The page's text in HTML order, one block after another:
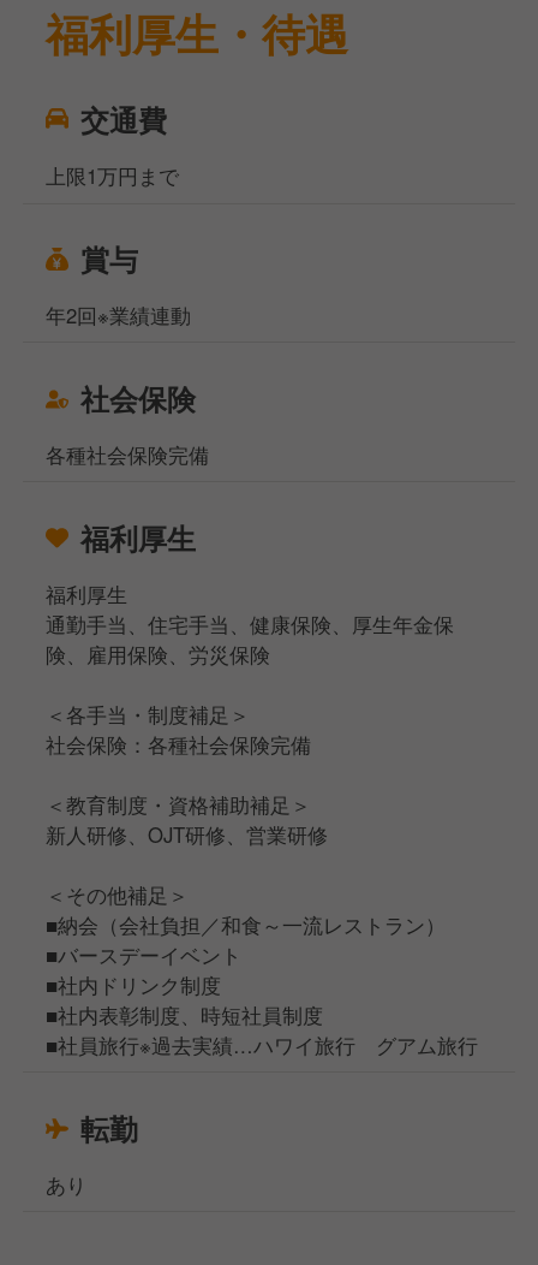
福利厚生・待遇
交通費
上限1万円まで
賞与
年2回※業績連動
社会保険
各種社会保険完備
福利厚生
福利厚生
通勤手当、住宅手当、健康保険、厚生年金保
険、雇用保険、労災保険
＜各手当・制度補足＞
社会保険：各種社会保険完備
＜教育制度・資格補助補足＞
新人研修、OJT研修、営業研修
＜その他補足＞
■納会（会社負担／和食～一流レストラン）
■バースデーイベント
■社内ドリンク制度
■社内表彰制度、時短社員制度
■社員旅行※過去実績…ハワイ旅行 グアム旅行
転勤
あり